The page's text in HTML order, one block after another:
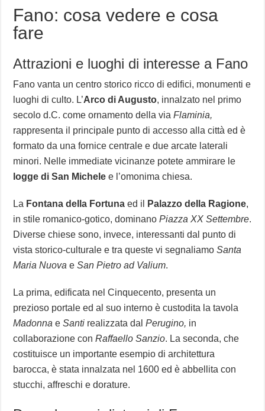
Fano: cosa vedere e cosa
fare
Attrazioni e luoghi di interesse a Fano
Fano vanta un centro storico ricco di edifici, monumenti e
luoghi di culto. L’Arco di Augusto, innalzato nel primo
secolo d.C. come ornamento della viaFlaminia,
rappresenta il principale punto di accesso alla città ed è
formato da una fornice centrale e due arcate laterali
minori. Nelle immediate vicinanze potete ammirare le
logge di San Michele e l’omonima chiesa.
La Fontana della Fortuna ed il Palazzo della Ragione,
in stile romanico-gotico, dominanoPiazza XX Settembre.
Diverse chiese sono, invece, interessanti dal punto di
vista storico-culturale e tra queste vi segnaliamoSanta
Maria Nuova eSan Pietro ad Valium.
La prima, edificata nel Cinquecento, presenta un
prezioso portale ed al suo interno è custodita la tavola
Madonna eSanti realizzata dalPerugino, in
collaborazione conRaffaello Sanzio. La seconda, che
costituisce un importante esempio di architettura
barocca, è stata innalzata nel 1600 ed è abbellita con
stucchi, affreschi e dorature.